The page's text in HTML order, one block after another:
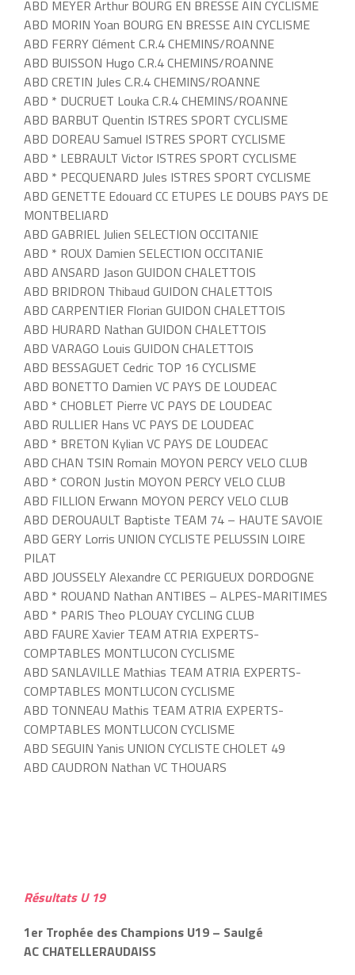
ABD MEYER Arthur BOURG EN BRESSE AIN CYCLISME
ABD MORIN Yoan BOURG EN BRESSE AIN CYCLISME
ABD FERRY Clément C.R.4 CHEMINS/ROANNE
ABD BUISSON Hugo C.R.4 CHEMINS/ROANNE
ABD CRETIN Jules C.R.4 CHEMINS/ROANNE
ABD * DUCRUET Louka C.R.4 CHEMINS/ROANNE
ABD BARBUT Quentin ISTRES SPORT CYCLISME
ABD DOREAU Samuel ISTRES SPORT CYCLISME
ABD * LEBRAULT Victor ISTRES SPORT CYCLISME
ABD * PECQUENARD Jules ISTRES SPORT CYCLISME
ABD GENETTE Edouard CC ETUPES LE DOUBS PAYS DE
MONTBELIARD
ABD GABRIEL Julien SELECTION OCCITANIE
ABD * ROUX Damien SELECTION OCCITANIE
ABD ANSARD Jason GUIDON CHALETTOIS
ABD BRIDRON Thibaud GUIDON CHALETTOIS
ABD CARPENTIER Florian GUIDON CHALETTOIS
ABD HURARD Nathan GUIDON CHALETTOIS
ABD VARAGO Louis GUIDON CHALETTOIS
ABD BESSAGUET Cedric TOP 16 CYCLISME
ABD BONETTO Damien VC PAYS DE LOUDEAC
ABD * CHOBLET Pierre VC PAYS DE LOUDEAC
ABD RULLIER Hans VC PAYS DE LOUDEAC
ABD * BRETON Kylian VC PAYS DE LOUDEAC
ABD CHAN TSIN Romain MOYON PERCY VELO CLUB
ABD * CORON Justin MOYON PERCY VELO CLUB
ABD FILLION Erwann MOYON PERCY VELO CLUB
ABD DEROUAULT Baptiste TEAM 74 – HAUTE SAVOIE
ABD GERY Lorris UNION CYCLISTE PELUSSIN LOIRE
PILAT
ABD JOUSSELY Alexandre CC PERIGUEUX DORDOGNE
ABD * ROUAND Nathan ANTIBES – ALPES-MARITIMES
ABD * PARIS Theo PLOUAY CYCLING CLUB
ABD FAURE Xavier TEAM ATRIA EXPERTS-
COMPTABLES MONTLUCON CYCLISME
ABD SANLAVILLE Mathias TEAM ATRIA EXPERTS-
COMPTABLES MONTLUCON CYCLISME
ABD TONNEAU Mathis TEAM ATRIA EXPERTS-
COMPTABLES MONTLUCON CYCLISME
ABD SEGUIN Yanis UNION CYCLISTE CHOLET 49
ABD CAUDRON Nathan VC THOUARS
Résultats U 19
1er Trophée des Champions U19 – Saulgé
AC CHATELLERAUDAISS